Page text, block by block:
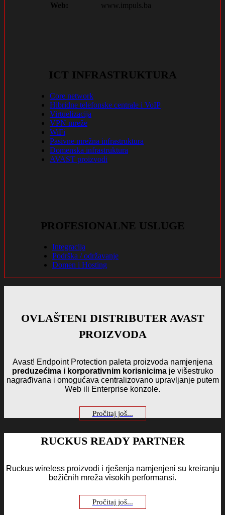
Web:
www.impuls.ba
ICT INFRASTRUKTURA
Core network
Hibridne telefonske centrale i VoIP
Virtuelizacija
VPN mreže
WiFi
Pasivne mrežna infrastruktura
Domenska infrastruktura
AVAST proizvodi
PROFESIONALNE USLUGE
Integracija
Podrška / održavanje
Domen i Hosting
OVLAŠTENI DISTRIBUTER AVAST
PROIZVODA
Avast! Endpoint Protection paleta proizvoda namjenjena
preduzećima i korporativnim korisnicimaje višestruko
nagrađivana i omogućava centralizovano upravljanje putem
Web ili Enterprise konzole.
Pročitaj još...
RUCKUS READY PARTNER
Ruckus wireless proizvodi i rješenja namjenjeni su kreiranju
bežičnih mreža visokih performansi.
Pročitaj još...